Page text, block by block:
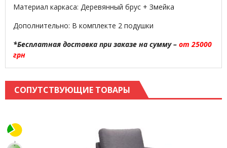
Материал каркаса: Деревянный брус + Змейка
Дополнительно: В комплекте 2 подушки
*Бесплатная доставка при заказе на сумму – от 25000
грн
СОПУТСТВУЮЩИЕ ТОВАРЫ